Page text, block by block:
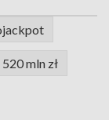
mln zł